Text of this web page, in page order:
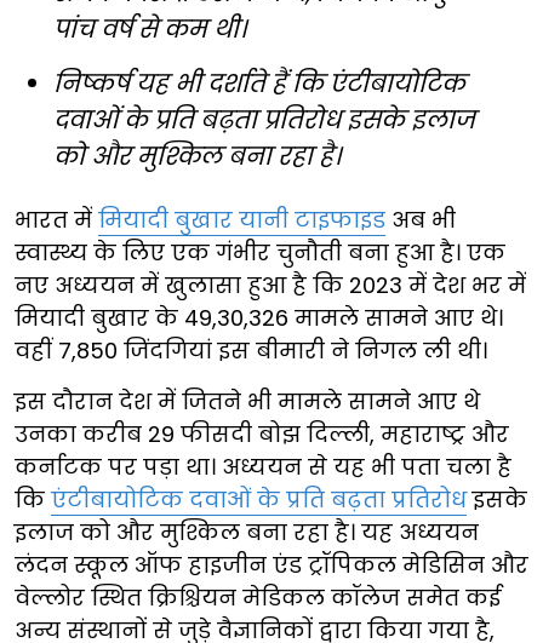
पांच वर्ष से कम थी।
निष्कर्ष यह भी दर्शाते हैं कि एंटीबायोटिक
दवाओं के प्रति बढ़ता प्रतिरोध इसके इलाज
को और मुश्किल बना रहा है।
भारत में मियादी बुखार यानी टाइफाइड अब भी
स्वास्थ्य के लिए एक गंभीर चुनौती बना हुआ है। एक
नए अध्ययन में खुलासा हुआ है कि 2023 में देश भर में
मियादी बुखार के 49,30,326 मामले सामने आए थे।
वहीं 7,850 जिंदगियां इस बीमारी ने निगल ली थी।
इस दौरान देश में जितने भी मामले सामने आए थे
उनका करीब 29 फीसदी बोझ दिल्ली, महाराष्ट्र और
कर्नाटक पर पड़ा था। अध्ययन से यह भी पता चला है
कि एंटीबायोटिक दवाओं के प्रति बढ़ता प्रतिरोधइसके
इलाज को और मुश्किल बना रहा है। यह अध्ययन
लंदन स्कूल ऑफ हाइजीन एंड ट्रॉपिकल मेडिसिन और
वेल्लोर स्थित क्रिश्चियन मेडिकल कॉलेज समेत कई
अन्य संस्थानों से जुड़े वैज्ञानिकों द्वारा किया गया है,